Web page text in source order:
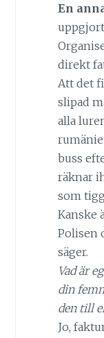
En
direkt
Att det
slipad
alla
buss
räknar
som
Kanske
Polisen
säger.
Vad är
din
den till
Jo,